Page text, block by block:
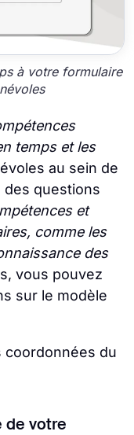
à votre formulaire
temps et les
au sein de
des questions
et
comme les
des
vous pouvez
sur le modèle
coordonnées du
de votre